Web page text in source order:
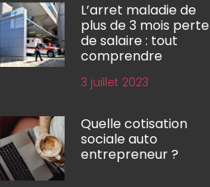
L’arret maladie de
plus de 3 mois perte
de salaire : tout
comprendre
3 juillet 2023
Quelle cotisation
sociale auto
entrepreneur ?